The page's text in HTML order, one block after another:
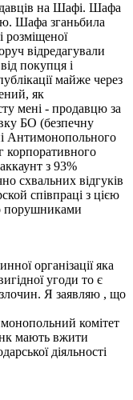
на Шафі. Шафа
Шафа зганьбила
розміщеної
відредагували
покупця і
майже через
як
мені - продавцю за
БО (безпечну
Антимонопольного
корпоративного
з 93%
схвальних відгуків
співпраці з цією
порушниками
організації яка
угоди то є
Я заявляю , що
комітет
мають вжити
діяльності